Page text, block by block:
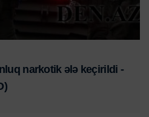
narkotik ələ keçirildi -